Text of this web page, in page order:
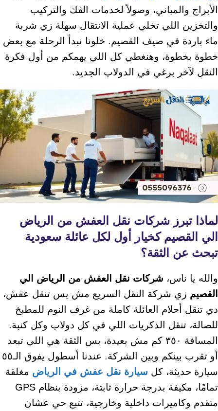
الأبراج والمباني، وصولاً لخدمات الفك والتركيب
والتخزين اللي تخلي عملية الانتقال سهلة زي شربة
ماء باردة في صيف القصيم. خلونا نبدأ الرحلة مع بعض
خطوة بخطوة، وهنغطي كل اللي يهمكم من أول فكرة
النقل لآخر برغي في الدولاب الجديد.
لماذا تبرز شركات نقل العفش من الرياض
الي القصيم كخيار أول لكل عائلة سعودية
تبحث عن الثقة؟
والله يا ناس، شركات نقل العفش من الرياض الي
القصيم زي شركة النقل السريع مش بس تنقل عفش،
دي تنقل أحلام العائلة كاملة من غرف النوم للمطبخ
للصالة، تنقل الذكريات اللي في كل دولاب وكل كنبة.
المسافة ٣٥٠ كم مش بعيدة، بس الثقة هي اللي تبعد
أو تقرب بينكم وبين الشركة. عندنا أسطول يفوق الـ٥٥
سيارة حديثة، كل سيارة نقل عفش في الرياض مغلقة
تمامًا، مكيفة بدرجة حرارة ثابتة، مزودة بنظام GPS
متقدم وكاميرات داخلية وخارجية، تتبع حي عشان